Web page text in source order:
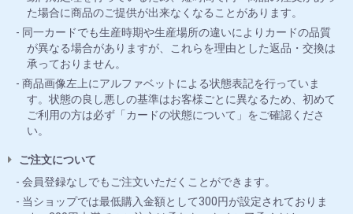
た場合に商品のご提供が出来なくなることがあります。
同一カードでも生産時期や生産場所の違いによりカードの品質
が異なる場合がありますが、これらを理由とした返品・交換は
承っておりません。
商品画像左上にアルファベットによる状態表記を行っていま
す。状態の良し悪しの基準はお客様ごとに異なるため、初めて
ご利用の方は必ず「カードの状態について」をご確認くださ
い。
ご注文について
会員登録なしでもご注文いただくことができます。
当ショップでは最低購入金額として300円が設定されておりま